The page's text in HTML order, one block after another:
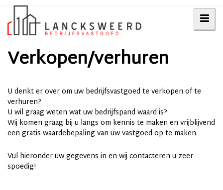
Verkopen/verhuren
U denkt er over om uw bedrijfsvastgoed te verkopen of te
verhuren?
U wil graag weten wat uw bedrijfspand waard is?
Wij komen graag bij u langs om kennis te maken en vrijblijvend
een gratis waardebepaling van uw vastgoed op te maken.
Vul hieronder uw gegevens in en wij contacteren u zeer
spoedig!